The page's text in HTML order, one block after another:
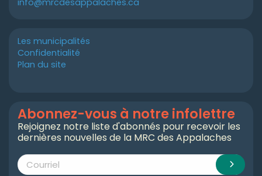
Les municipalités
Confidentialité
Plan du site
Abonnez-vous à notre infolettre
Rejoignez notre liste d'abonnés pour recevoir les
dernières nouvelles de la MRC des Appalaches